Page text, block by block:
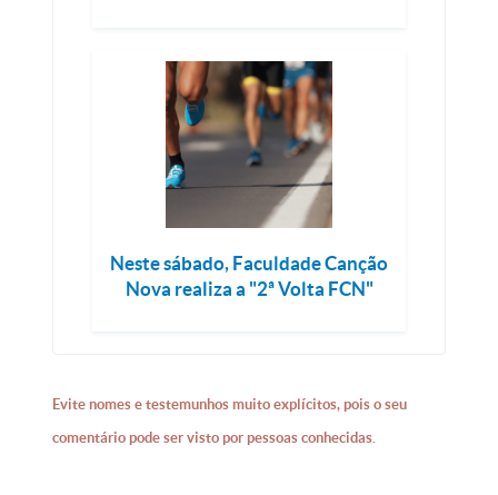
Neste sábado, Faculdade Canção
Nova realiza a "2ª Volta FCN"
Evite nomes e testemunhos muito explícitos, pois o seu
comentário pode ser visto por pessoas conhecidas.